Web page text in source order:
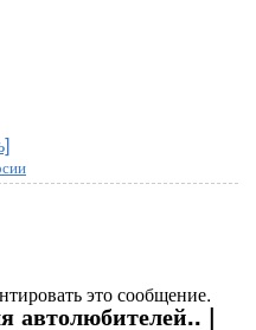
это сообщение.
автолюбителей.. |